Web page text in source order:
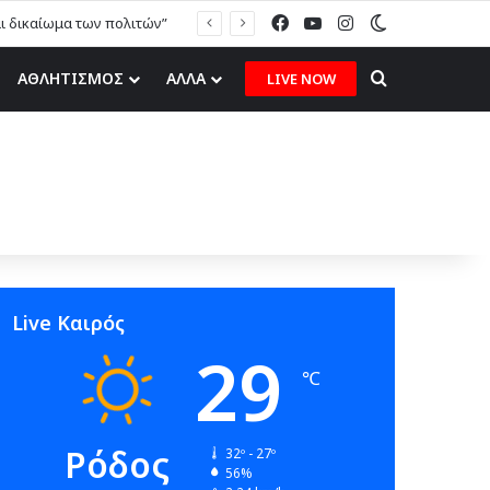
δικαίωμα των πολιτών” FacebookYouTubeInstagram
ΑΘΛΗΤΙΣΜΟΣ ΑΛΛΑ LIVE NOW Search for
Live Καιρός
Ρόδος
29 ℃
32º - 27º
56%